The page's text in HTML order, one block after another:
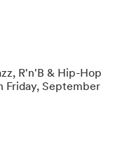
R'n'B & Hip-Hop
Friday, September